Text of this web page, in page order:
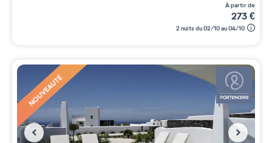
à partir de
273€
2 nuits du 02/10 au 04/10
NOUVEAUTÉ